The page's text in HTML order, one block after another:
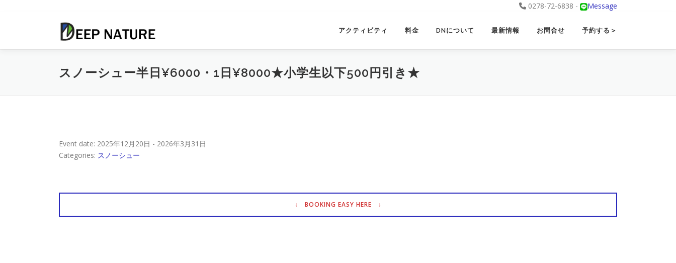
0278-72-6838 -
Message
ン
アクティビティ 料金 DNについて 最新情報 お問合せ 予約する＞
スノーシュー半日¥6000・1日¥8000★小学生以下500円引き★
Event date: 2025年12月20日 - 2026年3月31日
Categories: スノーシュー
↓ BOOKING EASY HERE ↓